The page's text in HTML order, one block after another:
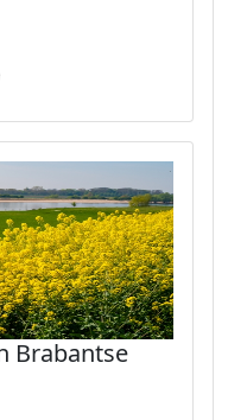
Brabantse